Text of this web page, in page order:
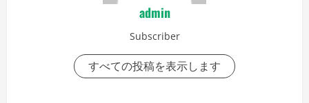
admin
Subscriber
すべての投稿を表示します